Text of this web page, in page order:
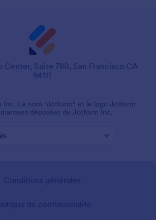
Center, Suite 780, San Francisco CA
94111
Le nom "Jotform" et le logo Jotform
déposées de Jotform Inc.
Conditions générales
de confidentialité